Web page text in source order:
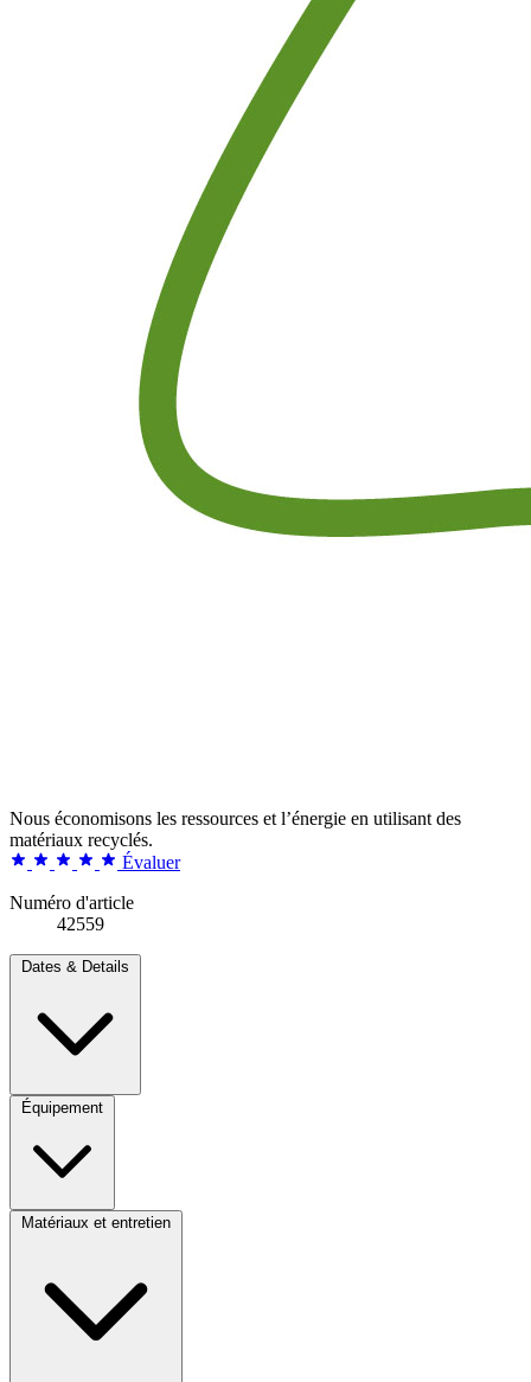
Nous économisons les ressources et l’énergie en utilisant des
matériaux recyclés.
Évaluer
Numéro d'article
42559
Dates & Details
Équipement
Matériaux et entretien